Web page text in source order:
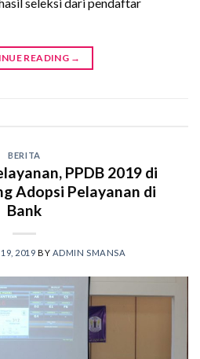
READING →
BERITA
PPDB 2019 di
Adopsi Pelayanan di
Bank
2019 BY ADMIN SMANSA